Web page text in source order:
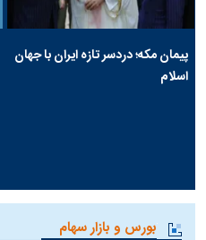
پیمان مکه؛ دردسر تازه ایران با جهان
اسلام
بورس و بازار سهام